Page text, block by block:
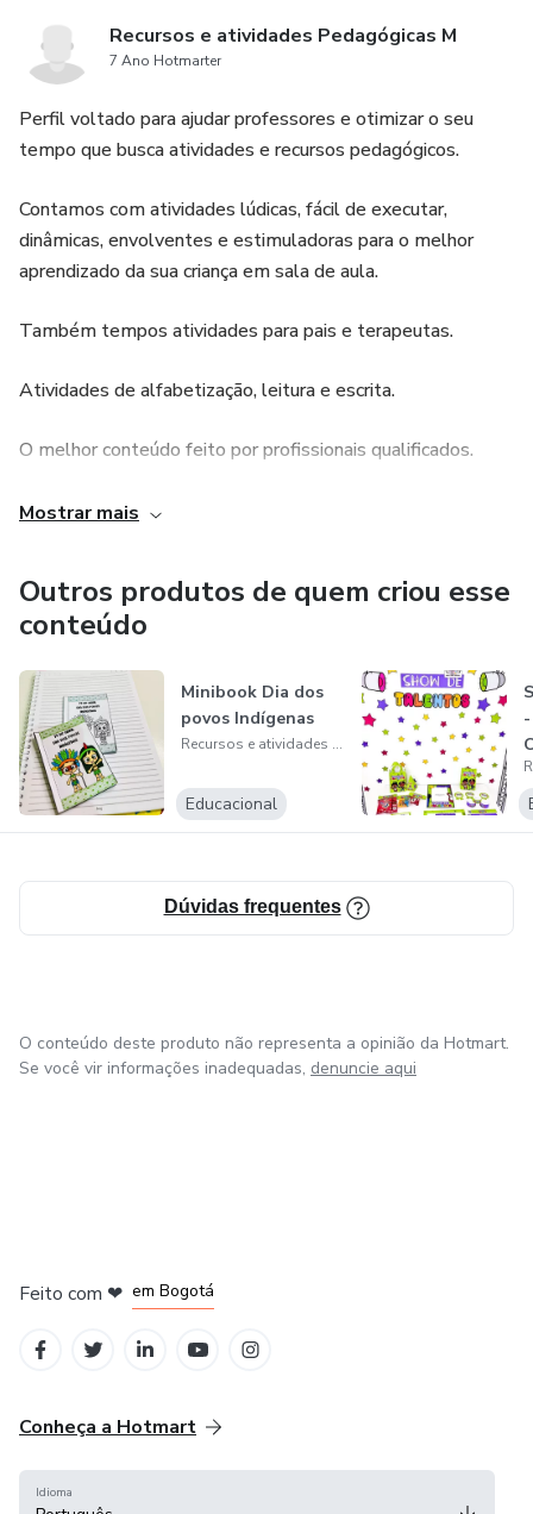
Recursos e atividades Pedagógicas M
7 Ano Hotmarter
Perfil voltado para ajudar professores e otimizar o seu
tempo que busca atividades e recursos pedagógicos.
Contamos com atividades lúdicas, fácil de executar,
dinâmicas, envolventes e estimuladoras para o melhor
aprendizado da sua criança em sala de aula.
Também tempos atividades para pais e terapeutas.
Atividades de alfabetização, leitura e escrita.
O melhor conteúdo feito por profissionais qualificados.
Jogos, brincadeiras, apostilas, atividades, sequências
desenvolvimento cognitivo, desenvolvimento emocional.
Mostrar mais
Outros produtos de quem criou esse
conteúdo
Minibook Dia dos
povos Indígenas
Recursos e atividades Pedagógicas M
Educacional
Dúvidas frequentes
O conteúdo deste produto não representa a opinião da Hotmart.
Se você vir informações inadequadas, denuncie aqui
Feito com ❤ em Bogotá
Conheça a Hotmart
Idioma